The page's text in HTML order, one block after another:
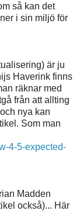
så kan det
i sin miljö för
är ju
Haverink finns
räknar med
från att allting
nya kan
Som man
4-5-expected-
Madden
också)... Här